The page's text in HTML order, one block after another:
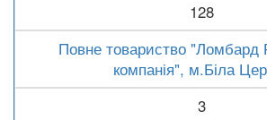
128
Повне товариство "Ломбард
компанія", м.Біла
3